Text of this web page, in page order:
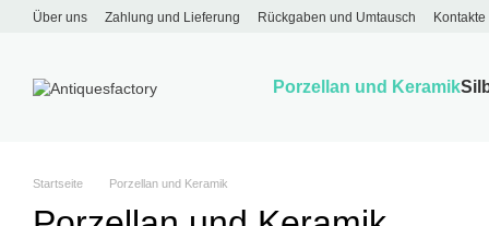
Перейти к основному контенту
Über uns Zahlung und Lieferung Rückgaben und Umtausch Kontakte
Porzellan und Keramik
Startseite Porzellan und Keramik